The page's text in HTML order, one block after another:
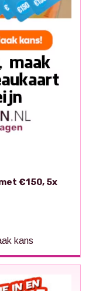
€150, 5x
kans